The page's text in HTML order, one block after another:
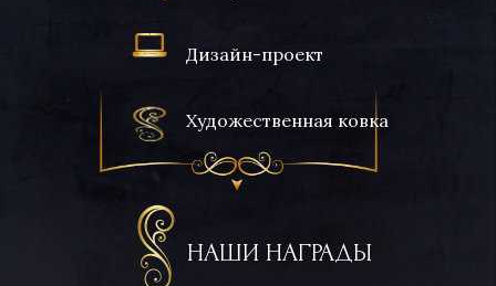
Дизайн-проект
Художественная ковка
НАШИ НАГРАДЫ